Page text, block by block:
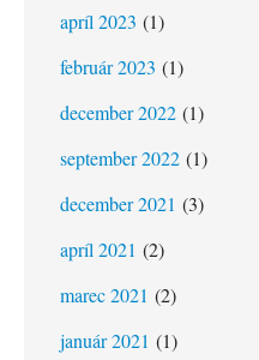
apríl 2023 (1)
február 2023 (1)
december 2022 (1)
september 2022 (1)
december 2021 (3)
apríl 2021 (2)
marec 2021 (2)
január 2021 (1)